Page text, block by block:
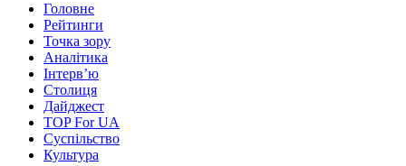
Головне
Рейтинги
Точка зору
Аналітика
Інтерв’ю
Столиця
Дайджест
TOP For UA
Суспiльство
Культура